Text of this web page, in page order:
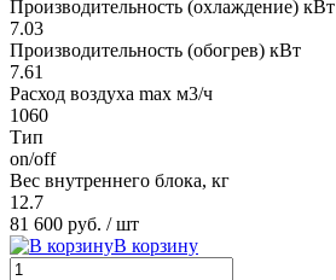
Производительность (охлаждение) кВт
7.03
Производительность (обогрев) кВт
7.61
Расход воздуха max м3/ч
1060
Тип
on/off
Вес внутреннего блока, кг
12.7
81 600 руб. / шт
В корзину